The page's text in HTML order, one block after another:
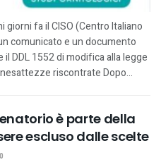
fa il CISO (Centro Italiano
comunicato e un documento
DDL 1552 di modifica alla legge
riscontrate Dopo...
è parte della
escluso dalle scelte
0